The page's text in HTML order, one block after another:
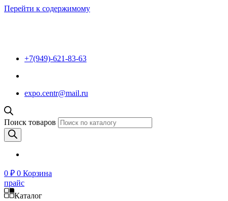
Перейти к содержимому
+7(949)-621-83-63
expo.centr@mail.ru
Поиск товаров
0 ₽ 0 Корзина
прайс
Каталог